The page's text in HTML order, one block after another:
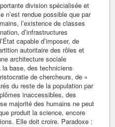
division spécialisée et
n’est rendue possible que par
l’existence de classes
d’infrastructures
capable d’imposer, de
autoritaire des rôles et
architecture sociale
base, des techniciens
de chercheurs, de «
du reste de la population par
inaccessibles, des
majorité des humains ne peut
produit la science, encore
Elle doit croire. Paradoxe :